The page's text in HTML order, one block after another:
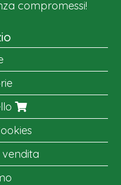
compromessi!
vendita